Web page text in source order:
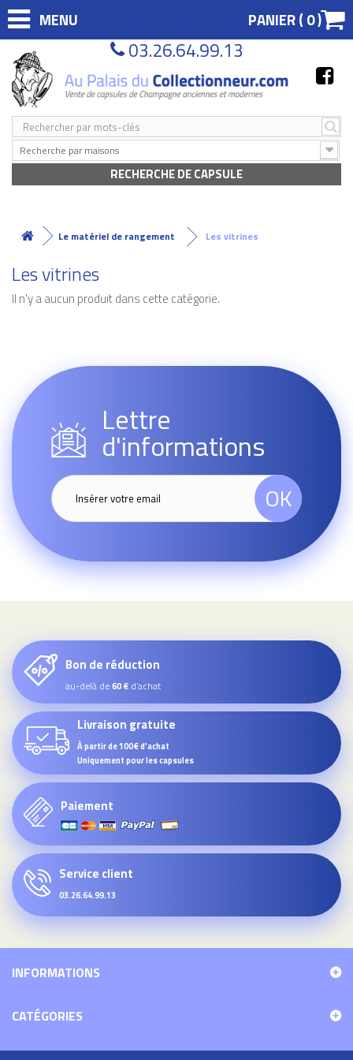
MENU PANIER (0)
03.26.64.99.13
Recherche par maisons
RECHERCHE DE CAPSULE
Le matériel de rangement Les vitrines
Les vitrines
Il n'y a aucun produit dans cette catégorie.
Lettre
d'informations
OK
Bon de réduction
au-delà de60 € d’achat
Livraison gratuite
À partir de 100€ d'achat
Uniquement pour les capsules
Paiement
Service client
03.26.64.99.13
INFORMATIONS
CATÉGORIES